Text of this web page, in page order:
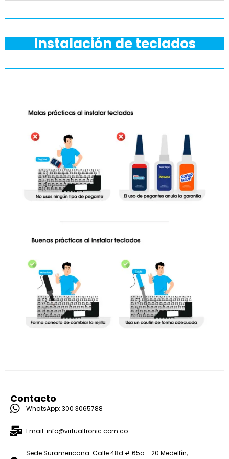
Instalación de teclados
Contacto
WhatsApp: 300 3065788
Email: info@virtualtronic.com.co
Sede Suramericana: Calle 48d # 65a - 20 Medellín,